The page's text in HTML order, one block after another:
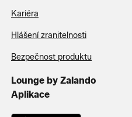
Kariéra
Hlášení zranitelnosti
Bezpečnost produktu
Lounge by Zalando
Aplikace